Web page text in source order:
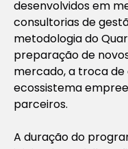
desenvolvidos em
consultorias de
metodologia do
preparação de
mercado, a troca
ecossistema
parceiros.
A duração do